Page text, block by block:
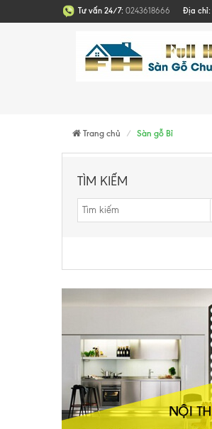
Tư vấn 24/7: 0243618666 Địa chỉ:
Trang chủ Sàn gỗ Bỉ
TÌM KIẾM